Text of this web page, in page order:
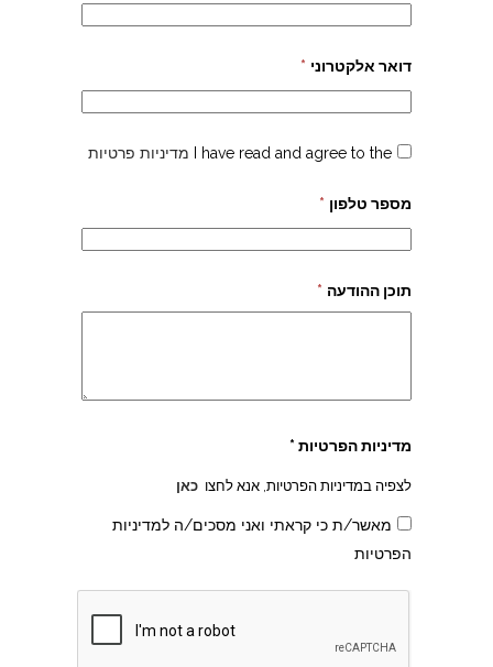
דואר אלקטרוני *
I have read and agree to the מדיניות פרטיות
מספר טלפון *
תוכן ההודעה *
מדיניות הפרטיות *
לצפיה במדיניות הפרטיות, אנא לחצו כאן
מאשר/ת כי קראתי ואני מסכים/ה למדיניות
הפרטיות